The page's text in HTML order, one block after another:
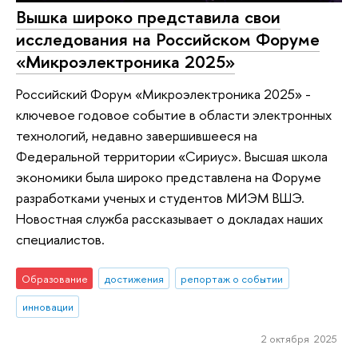
Вышка широко представила свои
исследования на Российском Форуме
«Микроэлектроника 2025»
Российский Форум «Микроэлектроника 2025» -
ключевое годовое событие в области электронных
технологий, недавно завершившееся на
Федеральной территории «Сириус». Высшая школа
экономики была широко представлена на Форуме
разработками ученых и студентов МИЭМ ВШЭ.
Новостная служба рассказывает о докладах наших
специалистов.
Образование достижения
репортаж о событии
инновации
2 октября 2025